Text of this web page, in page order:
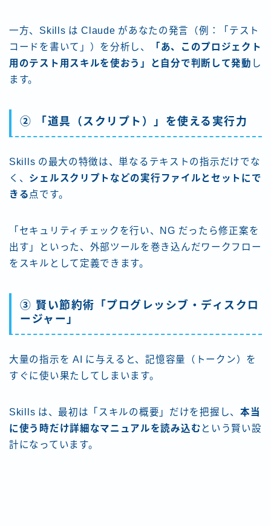
一方、Skills は Claude があなたの発言（例：「テスト
コードを書いて」）を分析し、
「あ、このプロジェクト
用のテスト用スキルを使おう」と自分で判断して発動 し
ます。
② 「道具（スクリプト）」を使える実行力
Skills の最大の特徴は、単なるテキストの指示だけでな
く、 シェルスクリプトなどの実行ファイルとセットにで
きる 点です。
「セキュリティチェックを行い、NG だったら修正案を
出す」といった、外部ツールを巻き込んだワークフロー
をスキルとして定義できます。
③ 賢い節約術「プログレッシブ・ディスクロ
ージャー」
大量の指示を AI に与えると、記憶容量（トークン）を
すぐに使い果たしてしまいます。
Skills は、最初は「スキルの概要」だけを把握し、 本当
に使う時だけ詳細なマニュアルを読み込む という賢い設
計になっています。